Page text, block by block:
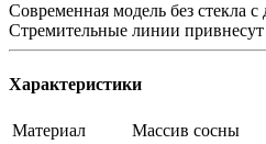
Современная модель без стекла
Стремительные линии
Характеристики
Материал
Массив сосны